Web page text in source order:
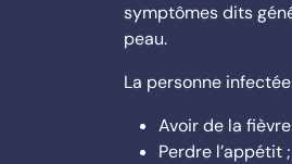
symptômes dits
peau.
La personne
Avoir de la
Perdre l’appétit ;